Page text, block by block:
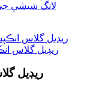
لانگ شيشي
ريڊيل گلاس
ريڊيل